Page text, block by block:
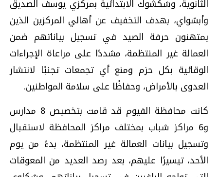
الثانوية، وشكشوك الابتدائية بمركزي يوسف الصديق
وأبشواي، بهدف التخفيف عن أهالي المركزين الذين
يمتهنون حرفة الصيد في تسجيل بياناتهم ضمن
العمالة غير المنتظمة، مشددًا على مراعاة الإجراءات
الوقائية بكل حزم ومنع أي تجمعات تجنبًا لانتشار
العدوى بالأمراض، وحفاظًا على سلامة المواطنين.
كانت محافظة الفيوم قد قامت بتخصيص 8 مدارس
و6 مراكز شباب بمختلف مراكز المحافظة لاستقبال
وتسجيل بيانات العمالة غير المنتظمة، بدءً من يوم
الأحد، تيسيرًا عليهم، بعد رصد العديد من المعوقات